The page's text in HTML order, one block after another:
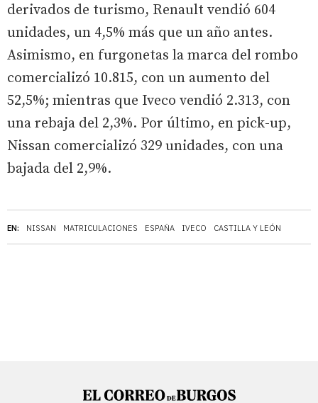
EN: NISSAN MATRICULACIONES ESPAÑA IVECO CASTILLA Y LEÓN
derivados de turismo, Renault vendió 604
unidades, un 4,5% más que un año antes.
Asimismo, en furgonetas la marca del rombo
comercializó 10.815, con un aumento del
52,5%; mientras que Iveco vendió 2.313, con
una rebaja del 2,3%. Por último, en pick-up,
Nissan comercializó 329 unidades, con una
bajada del 2,9%.